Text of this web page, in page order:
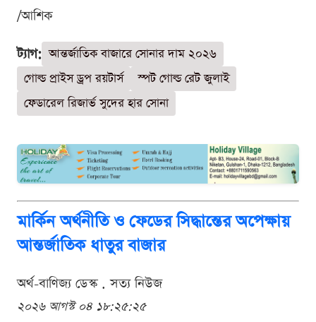
/আশিক
ট্যাগ: আন্তর্জাতিক বাজারে সোনার দাম ২০২৬
গোল্ড প্রাইস ড্রপ রয়টার্স
স্পট গোল্ড রেট জুলাই
ফেডারেল রিজার্ভ সুদের হার সোনা
মার্কিন অর্থনীতি ও ফেডের সিদ্ধান্তের অপেক্ষায়
আন্তর্জাতিক ধাতুর বাজার
অর্থ-বাণিজ্য ডেস্ক . সত্য নিউজ
২০২৬ আগস্ট ০৪ ১৮:২৫:২৫